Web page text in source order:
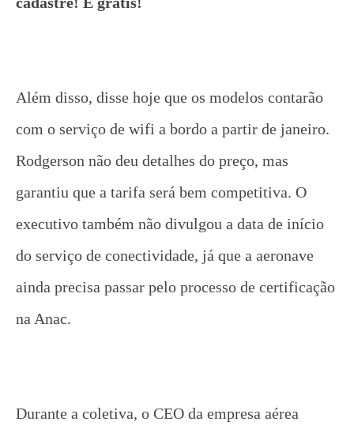
Além disso, disse hoje que os modelos contarão
com o serviço de wifi a bordo a partir de janeiro.
Rodgerson não deu detalhes do preço, mas
garantiu que a tarifa será bem competitiva. O
executivo também não divulgou a data de início
do serviço de conectividade, já que a aeronave
ainda precisa passar pelo processo de certificação
na Anac.
Durante a coletiva, o CEO da empresa aérea